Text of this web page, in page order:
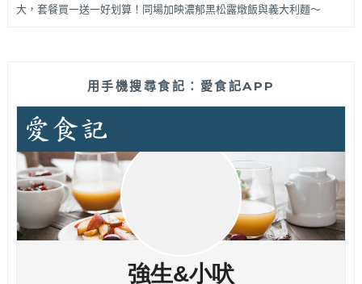
大，套餐買一送一好划算！同場加映濃郁黑松露燉飯與義大利麵～
用手機搜尋食記：愛食記APP